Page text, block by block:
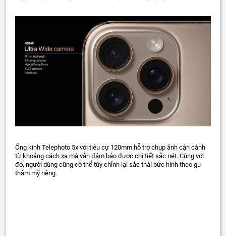
Ống kính Telephoto 5x với tiêu cự 120mm hỗ trợ chụp ảnh cận cảnh
từ khoảng cách xa mà vẫn đảm bảo được chi tiết sắc nét. Cùng với
đó, người dùng cũng có thể tùy chỉnh lại sắc thái bức hình theo gu
thẩm mỹ riêng.